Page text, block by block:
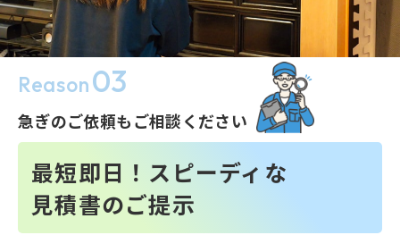
Reason03
急ぎのご依頼もご相談ください
最短即日！ スピーディな
見積書のご提示